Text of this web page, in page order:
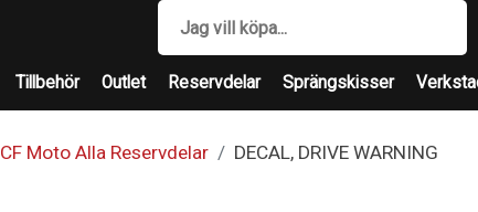
Tillbehör Outlet Reservdelar Sprängskisser
CF Moto Alla Reservdelar DECAL, DRIVE WARNING